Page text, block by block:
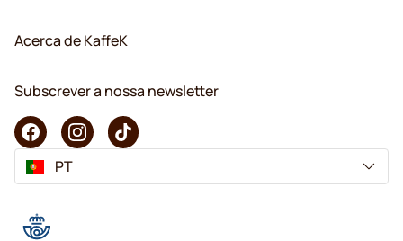
Acerca de KaffeK
Subscrever a nossa newsletter
PT